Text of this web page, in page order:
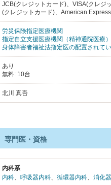
JCB(クレジットカード)、VISA(クレジ
(クレジットカード)、American
労災保険指定医療機関
指定自立支援医療機関（精神通院医療）
身体障害者福祉法指定医の配置されて
あり
無料: 10台
北川 真吾
専門医・資格
内科系
内科、 呼吸器内科、 循環器内科、 消化